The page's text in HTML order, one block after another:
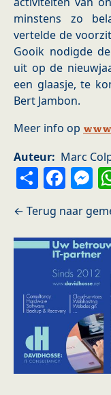
minstens zo
vertelde de
Gooik nodigde
uit op de
een glaasje, te
Bert Jambon.
Meer info op
Auteur Marc
Share